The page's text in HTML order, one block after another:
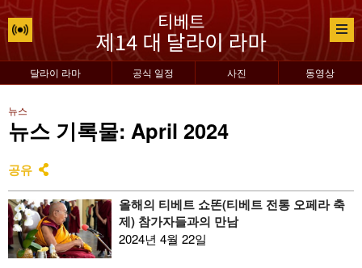
달라이 라마 공식 일정 사진 동영상
뉴스
뉴스 기록물: April 2024
공유
올해의 티베트 쇼똔(티베트 전통 오페라 축
제) 참가자들과의 만남
2024년 4월 22일